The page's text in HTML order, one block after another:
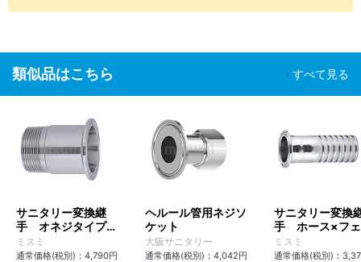
組立後工程
□□
精密洗浄
重梱包
粉塵除去
ラス10～1,000）
バッテリー
車載カメラ
組立工程
SHD-
□□
電解研磨
＋精密洗
脱気２
重梱包
粉塵除去
アウトガス
低減
真空環境
クリーン環境（ク
ラス10～1,000）
液晶成膜工
程
有機EL前工
類似品はこちら すべて見る
サニタリー変換継
手 オネジタイプ
SUS304 フェルール
タイプ
ミスミ
通常価格(税別)： 4,790円
ヘルール管用ネジソ
ケット
大阪サニタリー
通常価格(税別)： 4,042円
サニタリー変換
手 ホース×フ
ールタイプ【同
異径】
ミスミ
通常価格(税別)：